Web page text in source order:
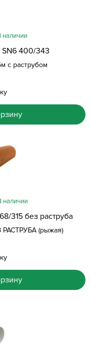
400/343
с раструбом
наличии
315 без раструба
РАСТРУБА (рыжая)
наличии